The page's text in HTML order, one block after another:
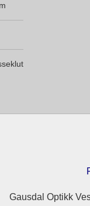
Gausdal Optikk